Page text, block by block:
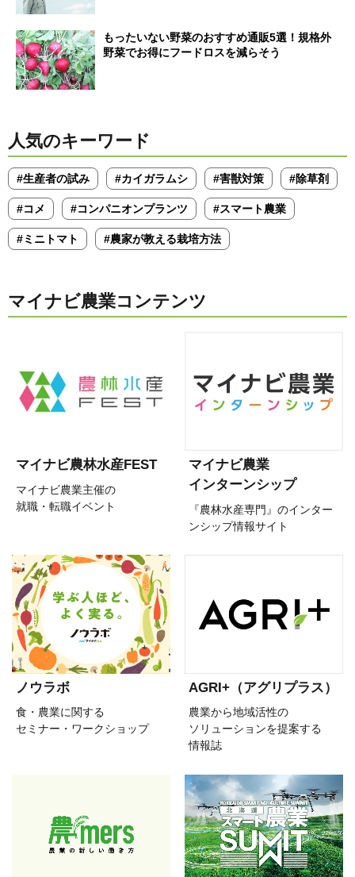
もったいない野菜のおすすめ通販5選！規格外
野菜でお得にフードロスを減らそう
人気のキーワード
#生産者の試み #カイガラムシ #害獣対策 #除草剤
#コメ #コンパニオンプランツ #スマート農業
#ミニトマト #農家が教える栽培方法
マイナビ農業コンテンツ
マイナビ農林水産FEST
マイナビ農業主催の
就職・転職イベント
マイナビ農業
インターンシップ
『農林水産専門』のインター
ンシップ情報サイト
ノウラボ
食・農業に関する
セミナー・ワークショップ
AGRI+（アグリプラス）
農業から地域活性の
ソリューションを提案する
情報誌